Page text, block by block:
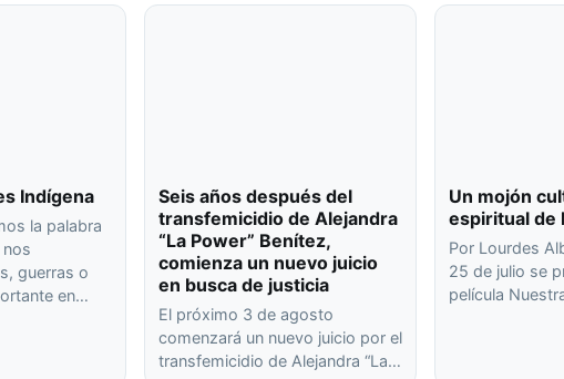
Indígena
la palabra
nos
guerras o
en…
Seis años después del
transfemicidio de Alejandra
“La Power” Benítez,
comienza un nuevo juicio
en busca de justicia
El próximo 3 de agosto
comenzará un nuevo juicio por el
transfemicidio de Alejandra “La…
Un mojón
espiritual de
Por Lourdes
25 de julio se
película